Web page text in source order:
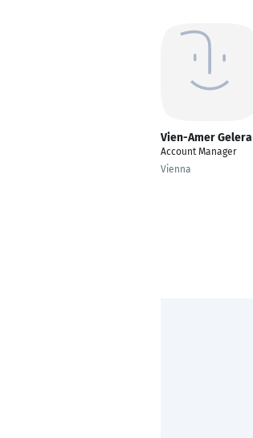
Vien-Amer Gelera
Account Manager
Vienna